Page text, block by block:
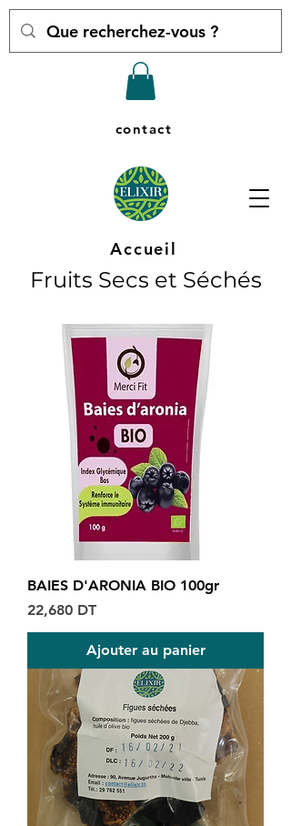
Accueil
contact
Fruits Secs et Séchés
BAIES D'ARONIA BIO 100gr
Prix
22,680 DT
Ajouter au panier